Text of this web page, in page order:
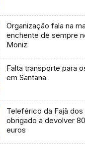
Organização fala na
enchente de sempre
Moniz
Falta transporte para
em Santana
Teleférico da Fajã dos
obrigado a devolver
euros